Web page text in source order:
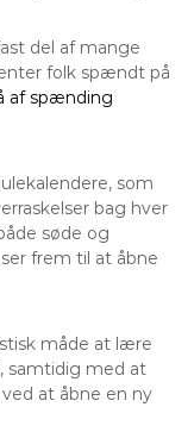
del af mange
folk spændt på
af spænding
som
bag hver
søde og
frem til at åbne
måde at lære
samtidig med at
at åbne en ny